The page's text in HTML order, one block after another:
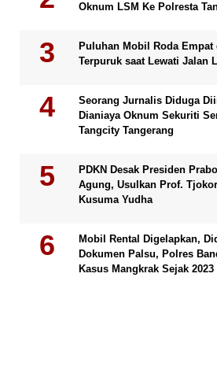
Oknum LSM Ke Polresta
Puluhan Mobil Roda Empat
Terpuruk saat Lewati Jalan
Seorang Jurnalis Diduga
Dianiaya Oknum Sekuriti
Tangcity Tangerang
PDKN Desak Presiden
Agung, Usulkan Prof.
Kusuma Yudha
Mobil Rental Digelapkan,
Dokumen Palsu, Polres
Kasus Mangkrak Sejak 2023